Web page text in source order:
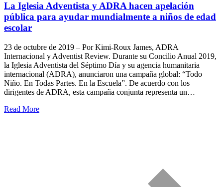
La Iglesia Adventista y ADRA hacen apelación
pública para ayudar mundialmente a niños de edad
escolar
23 de octubre de 2019 – Por Kimi-Roux James, ADRA
Internacional y Adventist Review. Durante su Concilio Anual 2019,
la Iglesia Adventista del Séptimo Día y su agencia humanitaria
internacional (ADRA), anunciaron una campaña global: “Todo
Niño. En Todas Partes. En la Escuela”. De acuerdo con los
dirigentes de ADRA, esta campaña conjunta representa un…
Read More